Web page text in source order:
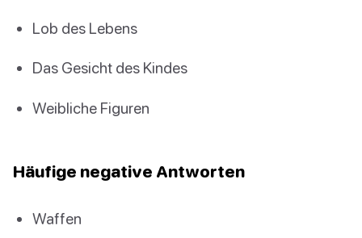
Lob des Lebens
Das Gesicht des Kindes
Weibliche Figuren
Häufige negative Antworten
Waffen